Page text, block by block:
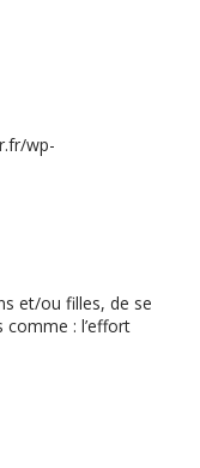
wp-
et/ou filles, de se
comme : l’effort